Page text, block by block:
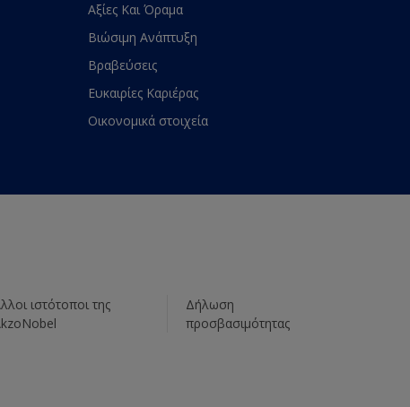
Αξίες Και Όραμα
Βιώσιμη Ανάπτυξη
Βραβεύσεις
Ευκαιρίες Καριέρας
Οικονομικά στοιχεία
ιστότοποι της
Δήλωση
προσβασιμότητας